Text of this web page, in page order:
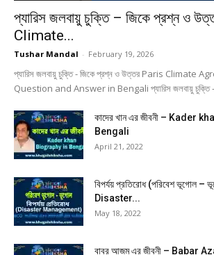
প্যারিস জলবায়ু চুক্তি – জিকে প্রশ্ন ও
Climate...
Tushar Mandal - February 19, 2026
প্যারিস জলবায়ু চুক্তি - জিকে প্রশ্ন ও উত্তর Paris Climate
Question and Answer in Bengali প্যারিস জলবায়ু চুক্তি -
কাদের খান এর জীবনী – Kader
Bengali
April 21, 2022
বিপর্যয় প্রতিরোধ (পরিবেশ ভূগোল –
Disaster...
May 18, 2022
বাবর আজম এর জীবনী – Babar